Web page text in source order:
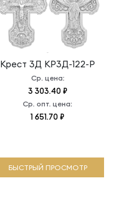
Крест 3Д КР3Д-122-Р
Ср. цена:
3 303.40 ₽
Ср. опт. цена:
1 651.70 ₽
БЫСТРЫЙ ПРОСМОТР